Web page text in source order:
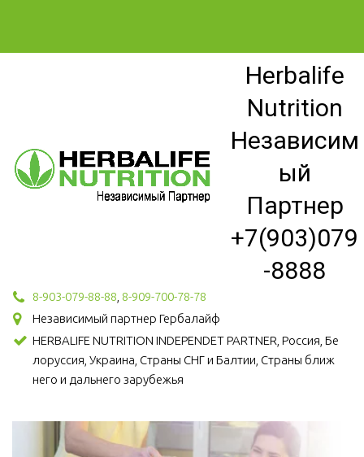
Herbalife
Nutrition
Независим
ый
Партнер
+7(903)079
-8888
8-903-079-88-88 8-909-700-78-78
Независимый партнер Гербалайф
HERBALIFE NUTRITION INDEPENDET PARTNER, Россия, Бе
лоруссия, Украина, Страны СНГ и Балтии, Страны ближ
него и дальнего зарубежья